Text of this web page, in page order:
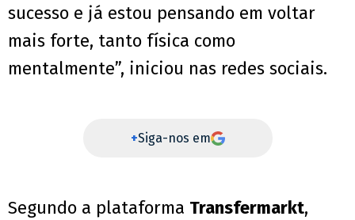
sucesso e já estou pensando em voltar
mais forte, tanto física como
mentalmente”, iniciou nas redes sociais.
+Siga-nos em
Segundo a plataforma Transfermarkt,